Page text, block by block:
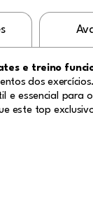
e treino
dos
e essencial para
este top